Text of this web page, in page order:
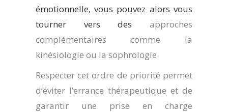
émotionnelle, vous pouvez alors vous
tourner vers des approches
complémentaires comme la
kinésiologie ou la sophrologie.
Respecter cet ordre de priorité permet
d’éviter l’errance thérapeutique et de
garantir une prise en charge